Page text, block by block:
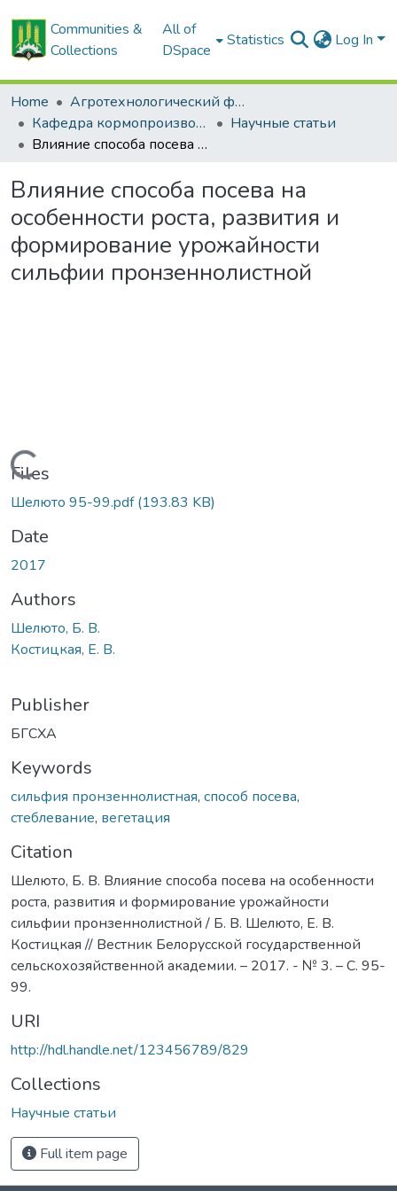
Communities &
Collections
All of
DSpace
Statistics Log In
Home
Агротехнологический факультет
Кафедра кормопроизводства и хранения продукции растениеводства
Научные статьи
Влияние способа посева на особенности роста, развития и формирование урожайности сильфии пронзеннолистной
Влияние способа посева на
особенности роста, развития и
формирование урожайности
сильфии пронзеннолистной
Loading...
Files
Шелюто 95-99.pdf(193.83 KB)
Date
2017
Authors
Шелюто, Б. В.
Костицкая, Е. В.
Publisher
БГСХА
Keywords
сильфия пронзеннолистная, способ посева,
стеблевание, вегетация
Citation
Шелюто, Б. В. Влияние способа посева на особенности
роста, развития и формирование урожайности
сильфии пронзеннолистной / Б. В. Шелюто, Е. В.
Костицкая // Вестник Белорусской государственной
сельскохозяйственной академии. – 2017. - № 3. – С. 95-
99.
URI
http://hdl.handle.net/123456789/829
Collections
Научные статьи
Full item page